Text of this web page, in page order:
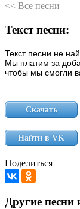
<< Все песни
Текст песни:
Текст песни не
Мы платим за
чтобы мы смогли
Скачать
Найти в VK
Поделиться
Другие песни